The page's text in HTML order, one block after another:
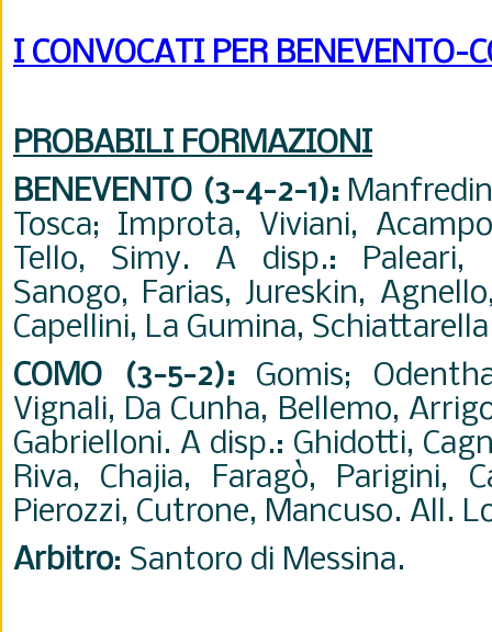
I CONVOCATI PER BENEVENTO-
PROBABILI FORMAZIONI
BENEVENTO (3-4-2-1):
Tosca; Improta, Viviani,
Tello, Simy. A disp.: Paleari,
Sanogo, Farias, Jureskin,
Capellini, La Gumina,
COMO (3-5-2): Gomis;
Vignali, Da Cunha, Bellemo,
Gabrielloni. A disp.: Ghidotti,
Riva, Chajia, Faragò, Parigini,
Pierozzi, Cutrone, Mancuso. All.
Arbitro: Santoro di Messina.